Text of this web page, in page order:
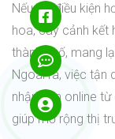
Nếu có điều kiện
hoa, cây cảnh kết
thành phố, mang
Ngoài ra, việc tận
nhận đơn online
giúp mở rộng thị